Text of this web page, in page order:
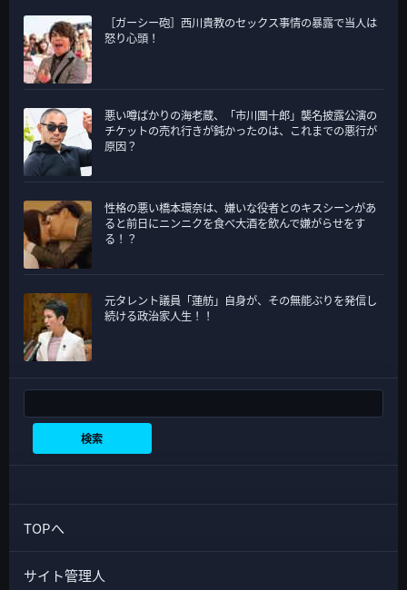
［ガーシー砲］西川貴教のセックス事情の暴露で当人は
怒り心頭！
悪い噂ばかりの海老蔵、「市川團十郎」襲名披露公演の
チケットの売れ行きが鈍かったのは、これまでの悪行が
原因？
性格の悪い橋本環奈は、嫌いな役者とのキスシーンがあ
ると前日にニンニクを食べ大酒を飲んで嫌がらせをす
る！？
元タレント議員「蓮舫」自身が、その無能ぶりを発信し
続ける政治家人生！！
検索
TOPへ
サイト管理人